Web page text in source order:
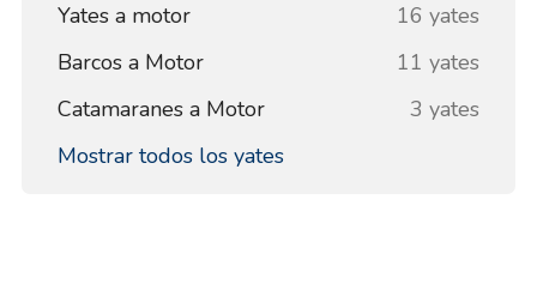
Yates a motor
16 yates
Barcos a Motor
11 yates
Catamaranes a Motor
3 yates
Mostrar todos los yates